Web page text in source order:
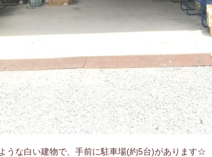
うな白い建物で、手前に駐車場(約5台)があります☆